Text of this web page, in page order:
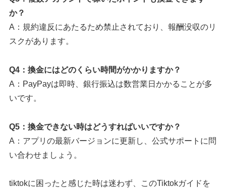
か？
A：規約違反にあたるため禁止されており、報酬没収のリ
スクがあります。
Q4：換金にはどのくらい時間がかかりますか？
A：PayPayは即時、銀行振込は数営業日かかることが多
いです。
Q5：換金できない時はどうすればいいですか？
A：アプリの最新バージョンに更新し、公式サポートに問
い合わせましょう。
tiktokに困ったと感じた時は迷わず、このTiktokガイドを